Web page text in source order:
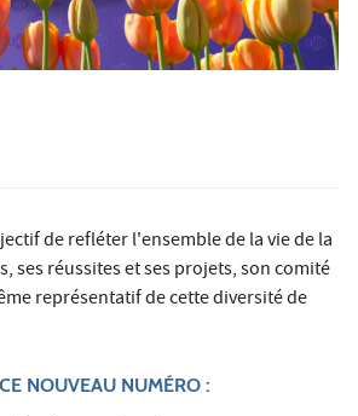
de refléter l'ensemble de la vie de la
ses réussites et ses projets, son comité
représentatif de cette diversité de
NOUVEAU NUMÉRO :